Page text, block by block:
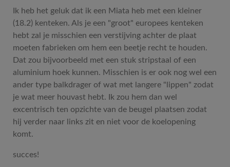
Ik heb het geluk dat ik een Miata heb met een kleiner
(18.2) kenteken. Als je een "groot" europees kenteken
hebt zal je misschien een verstijving achter de plaat
moeten fabrieken om hem een beetje recht te houden.
Dat zou bijvoorbeeld met een stuk stripstaal of een
aluminium hoek kunnen. Misschien is er ook nog wel een
ander type balkdrager of wat met langere "lippen" zodat
je wat meer houvast hebt. Ik zou hem dan wel
excentrisch ten opzichte van de beugel plaatsen zodat
hij verder naar links zit en niet voor de koelopening
komt.
succes!